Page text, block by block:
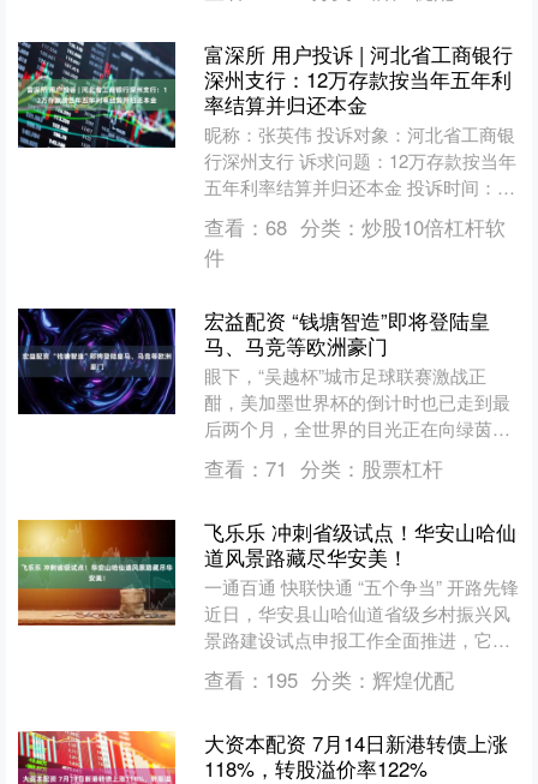
富深所 用户投诉 | 河北省工商银行
深州支行：12万存款按当年五年利
率结算并归还本金
昵称：张英伟 投诉对象：河北省工商银
行深州支行 诉求问题：12万存款按当年
五年利率结算并归还本金 投诉时间：
2026-04-29 17:20 投诉详情：六年前
工....
查看： 68 分类： 炒股10倍杠杆软
件
宏益配资 “钱塘智造”即将登陆皇
马、马竞等欧洲豪门
眼下，“吴越杯”城市足球联赛激战正
酣，美加墨世界杯的倒计时也已走到最
后两个月，全世界的目光正在向绿茵场
汇聚。而在钱塘，另一种“备战”已悄然
起跑。 今年7月，一套....
查看： 71 分类： 股票杠杆
飞乐乐 冲刺省级试点！华安山哈仙
道风景路藏尽华安美！
一通百通 快联快通 “五个争当” 开路先锋
近日，华安县山哈仙道省级乡村振兴风
景路建设试点申报工作全面推进，它是
漳州“‘四好农村路’+生态旅游+乡村振
兴”标志性....
查看： 195 分类： 辉煌优配
大资本配资 7月14日新港转债上涨
118%，转股溢价率122%